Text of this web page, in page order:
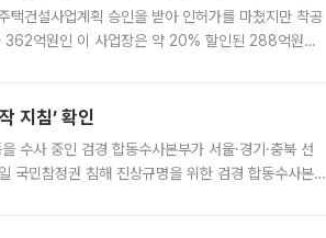
건설사업계획 승인을 받아 인허가를 마쳤지만 착공
362억원인 이 사업장은 약 20% 할인된 288억원에
지침’ 확인
수사 중인 검경 합동수사본부가 서울·경기·충북 선
국민참정권 침해 진상규명을 위한 검경 합동수사본